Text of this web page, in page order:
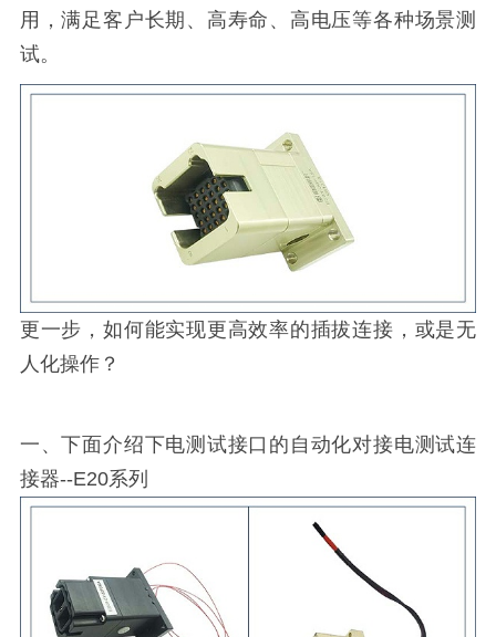
用，满足客户长期、高寿命、高电压等各种场景测
试。
更一步，如何能实现更高效率的插拔连接，或是无
人化操作？
一、下面介绍下电测试接口的自动化对接电测试连
接器--E20系列